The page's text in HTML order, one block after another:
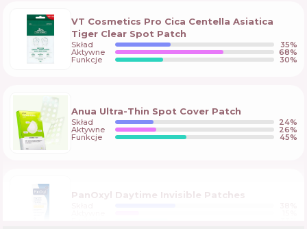
VT Cosmetics Pro Cica Centella Asiatica
Tiger Clear Spot Patch
Skład 35%
Aktywne 68%
Funkcje 30%
Anua Ultra-Thin Spot Cover Patch
Skład 24%
Aktywne 26%
Funkcje 45%
PanOxyl Daytime Invisible Patches